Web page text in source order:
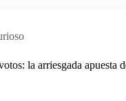
la arriesgada apuesta